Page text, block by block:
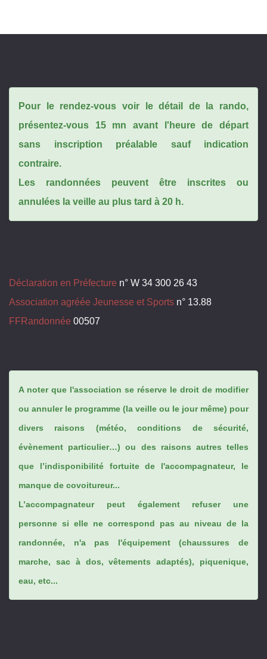
Pour le rendez-vous voir le détail de la rando,
présentez-vous 15 mn avant l'heure de départ
sans inscription préalable sauf indication
contraire.
Les randonnées peuvent être inscrites ou
annulées la veille au plus tard à 20 h.
Déclaration en Préfecture n° W 34 300 26 43
Association agréée Jeunesse et Sports n° 13.88
FFRandonnée 00507
A noter que l'association se réserve le droit de modifier
ou annuler le programme (la veille ou le jour même) pour
divers raisons (météo, conditions de sécurité,
évènement particulier…) ou des raisons autres telles
que l’indisponibilité fortuite de l'accompagnateur, le
manque de covoitureur...
L’accompagnateur peut également refuser une
personne si elle ne correspond pas au niveau de la
randonnée, n'a pas l'équipement (chaussures de
marche, sac à dos, vêtements adaptés), piquenique,
eau, etc...